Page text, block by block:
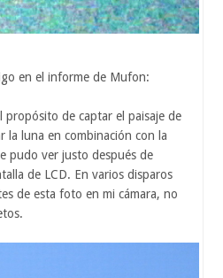
en el informe de Mufon:
de captar el paisaje de
la luna en combinación con la
pudo ver justo después de
de LCD. En varios disparos
de esta foto en mi cámara, no